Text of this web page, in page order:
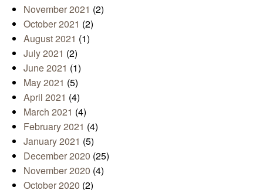
November 2021 (2)
October 2021 (2)
August 2021 (1)
July 2021 (2)
June 2021 (1)
May 2021 (5)
April 2021 (4)
March 2021 (4)
February 2021 (4)
January 2021 (5)
December 2020 (25)
November 2020 (4)
October 2020 (2)